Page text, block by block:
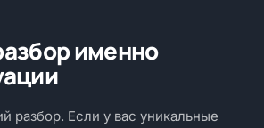
именно
разбор. Если у вас уникальные